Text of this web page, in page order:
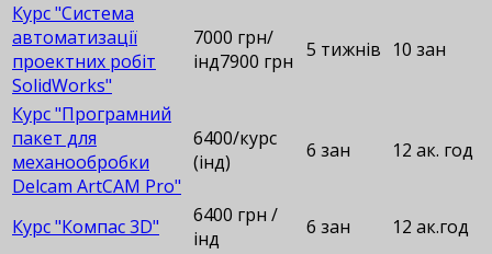
Курс "Cистема
автоматизації
проектних робіт
SolidWorks"
7000 грн/
інд7900 грн 5 тижнів 10 зан
Курс "Програмний
пакет для
механообробки
Delcam ArtCAM Pro"
6400/курс
(інд)
6 зан 12 ак. год
Курс "Компас 3D"
6400 грн /
інд
6 зан
12 ак.год